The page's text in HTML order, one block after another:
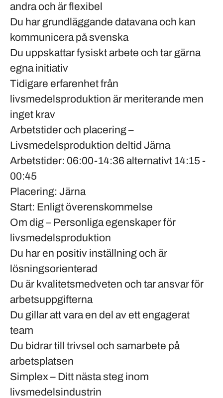
andra och är flexibel
Du har grundläggande datavana och kan
kommunicera på svenska
Du uppskattar fysiskt arbete och tar gärna
egna initiativ
Tidigare erfarenhet från
livsmedelsproduktion är meriterande men
inget krav
Arbetstider och placering –
Livsmedelsproduktion deltid Järna
Arbetstider: 06:00-14:36 alternativt 14:15 -
00:45
Placering: Järna
Start: Enligt överenskommelse
Om dig – Personliga egenskaper för
livsmedelsproduktion
Du har en positiv inställning och är
lösningsorienterad
Du är kvalitetsmedveten och tar ansvar för
arbetsuppgifterna
Du gillar att vara en del av ett engagerat
team
Du bidrar till trivsel och samarbete på
arbetsplatsen
Simplex – Ditt nästa steg inom
livsmedelsindustrin